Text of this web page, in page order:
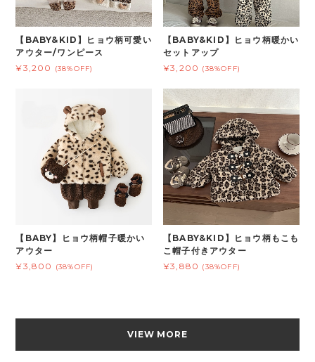
【BABY&KID】ヒョウ柄可愛い
アウター/ワンピース
¥3,200
(38%OFF)
【BABY&KID】ヒョウ柄暖かい
セットアップ
¥3,200 (38%OFF)
【BABY】ヒョウ柄帽子暖かい
アウター
¥3,800
(38%OFF)
【BABY&KID】ヒョウ柄もこも
こ帽子付きアウター
¥3,880 (38%OFF)
VIEW MORE